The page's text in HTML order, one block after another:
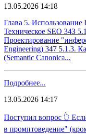
13.05.2026 14:18
Глава 5.
Техническое SEO 343
Проектирование
Engineering) 347 5.1.3.
(Semantic Canonica...
Подробнее...
13.05.2026 14:17
Поступил вопрос 👆
в промптоведение"